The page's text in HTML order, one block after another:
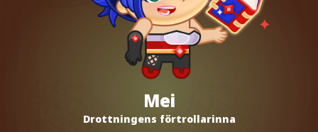
Mei
Drottningens förtrollarinna